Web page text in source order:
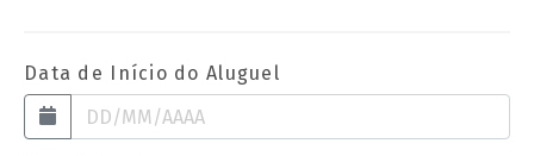
Data de Início do Aluguel